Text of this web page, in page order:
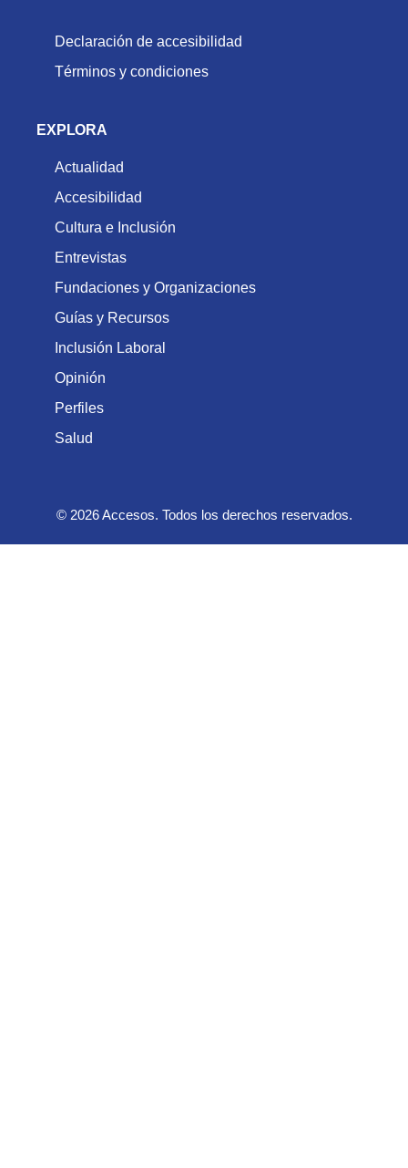
Declaración de accesibilidad
Términos y condiciones
EXPLORA
Actualidad
Accesibilidad
Cultura e Inclusión
Entrevistas
Fundaciones y Organizaciones
Guías y Recursos
Inclusión Laboral
Opinión
Perfiles
Salud
© 2026 Accesos. Todos los derechos reservados.